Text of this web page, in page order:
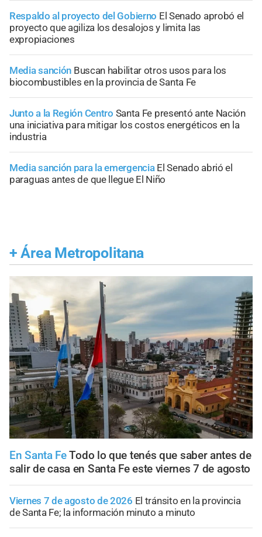
Respaldo al proyecto del Gobierno El Senado aprobó el
proyecto que agiliza los desalojos y limita las
expropiaciones
Media sanción Buscan habilitar otros usos para los
biocombustibles en la provincia de Santa Fe
Junto a la Región Centro Santa Fe presentó ante Nación
una iniciativa para mitigar los costos energéticos en la
industria
Media sanción para la emergencia El Senado abrió el
paraguas antes de que llegue El Niño
+ Área Metropolitana
En Santa FeTodo lo que tenés que saber antes de
salir de casa en Santa Fe este viernes 7 de agosto
Viernes 7 de agosto de 2026 El tránsito en la provincia
de Santa Fe; la información minuto a minuto